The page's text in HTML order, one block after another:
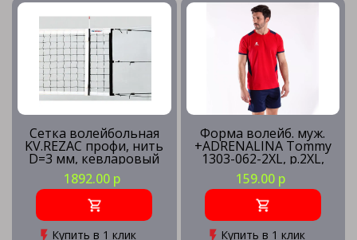
Сетка волейбольная
KV.REZAC профи, нить
D=3 мм, кевларовый
трос
1892.00 р
Купить в 1 клик
Форма волейб. муж.
+ADRENALINA Tommy
1303-062-2XL, р.2XL,
100% полиэстер,
красно-синий
159.00 р
Купить в 1 клик